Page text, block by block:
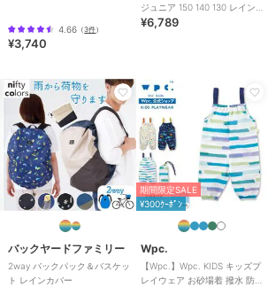
レインコー
ト・レイングッズ
ライトブルー、クリア
5サイズ展開
4.66 （3件）
¥3,740
ジュニア 150 140 130 レイン
スーツ 軽量 軽い 防水
¥6,789
バックヤードファミリー
2way バックパック＆バスケッ
ト レインカバー
期間限定SALE
¥300ｸｰﾎﾟﾝ
Wpc.
【Wpc.】Wpc. KIDS キッズプ
レイウェア お砂場着 撥水 防水